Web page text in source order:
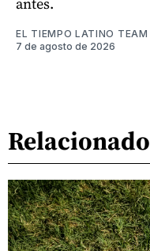
EL TIEMPO LATINO TEAM
7 de agosto de 2026
Relacionado